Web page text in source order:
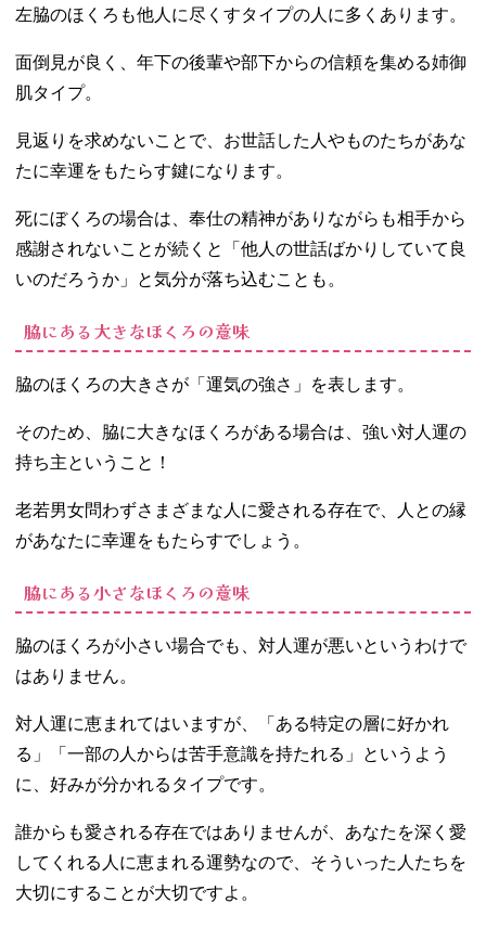
左脇のほくろも他人に尽くすタイプの人に多くあります。
面倒見が良く、年下の後輩や部下からの信頼を集める姉御
肌タイプ。
見返りを求めないことで、お世話した人やものたちがあな
たに幸運をもたらす鍵になります。
死にぼくろの場合は、奉仕の精神がありながらも相手から
感謝されないことが続くと「他人の世話ばかりしていて良
いのだろうか」と気分が落ち込むことも。
脇にある大きなほくろの意味
脇のほくろの大きさが「運気の強さ」を表します。
そのため、脇に大きなほくろがある場合は、強い対人運の
持ち主ということ！
老若男女問わずさまざまな人に愛される存在で、人との縁
があなたに幸運をもたらすでしょう。
脇にある小さなほくろの意味
脇のほくろが小さい場合でも、対人運が悪いというわけで
はありません。
対人運に恵まれてはいますが、「ある特定の層に好かれ
る」「一部の人からは苦手意識を持たれる」というよう
に、好みが分かれるタイプです。
誰からも愛される存在ではありませんが、あなたを深く愛
してくれる人に恵まれる運勢なので、そういった人たちを
大切にすることが大切ですよ。